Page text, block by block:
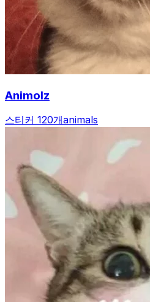
Animolz
스티커 120개animals